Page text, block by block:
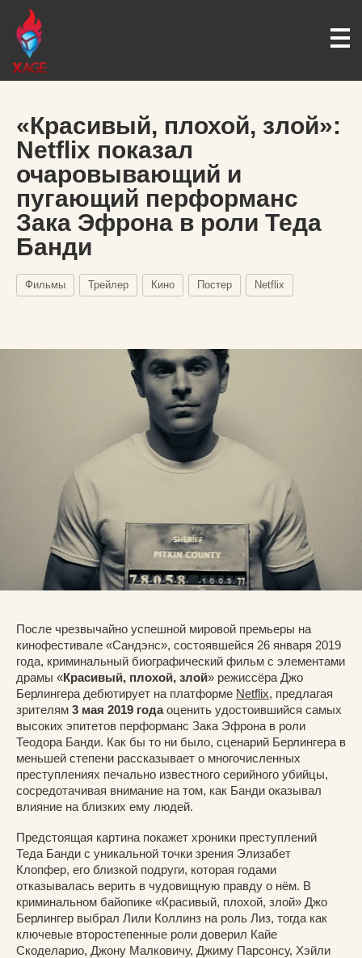
«Красивый, плохой, злой»:
Netflix показал
очаровывающий и
пугающий перформанс
Зака Эфрона в роли Теда
Банди
Фильмы Трейлер Кино Постер Netflix
После чрезвычайно успешной мировой премьеры на
кинофестивале «Сандэнс», состоявшейся 26 января 2019
года, криминальный биографический фильм с элементами
драмы «Красивый, плохой, злой» режиссёра Джо
Берлингера дебютирует на платформе Netflix, предлагая
зрителям 3 мая 2019 годаоценить удостоившийся самых
высоких эпитетов перформанс Зака Эфрона в роли
Теодора Банди. Как бы то ни было, сценарий Берлингера в
меньшей степени рассказывает о многочисленных
преступлениях печально известного серийного убийцы,
сосредотачивая внимание на том, как Банди оказывал
влияние на близких ему людей.
Предстоящая картина покажет хроники преступлений
Теда Банди с уникальной точки зрения Элизабет
Клопфер, его близкой подруги, которая годами
отказывалась верить в чудовищную правду о нём. В
криминальном байопике «Красивый, плохой, злой» Джо
Берлингер выбрал Лили Коллинз на роль Лиз, тогда как
ключевые второстепенные роли доверил Кайе
Скоделарио, Джону Малковичу, Джиму Парсонсу, Хэйли